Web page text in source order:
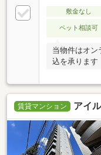
敷金なし
ペット相談可
当物件はオン
込を承ります
賃貸マンション アイ